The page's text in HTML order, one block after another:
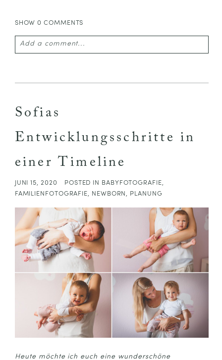
SHOW 0 COMMENTS
Add a comment...
POST COMMENT
Sofias
Entwicklungsschritte in
einer Timeline
JUNI 15, 2020 POSTED IN BABYFOTOGRAFIE
FAMILIENFOTOGRAFIE
NEWBORN PLANUNG
Heute möchte ich euch eine wunderschöne